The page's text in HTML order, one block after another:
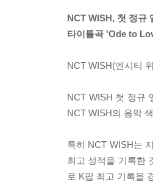
NCT WISH, 첫 정규
타이틀곡 'Ode to
NCT WISH(엔시티
NCT WISH 첫 정규
NCT WISH의 음악
특히 NCT WISH는
최고 성적을 기록한
로 K팝 최고 기록을